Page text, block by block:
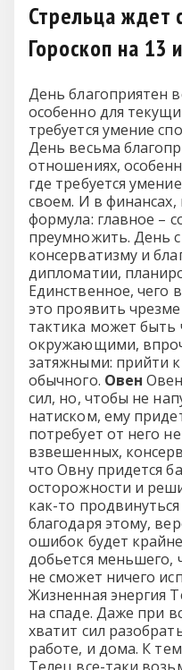
Стрельца ждет
Гороскоп на 13
День благоприятен
особенно для
требуется умение
День весьма
отношениях,
где требуется
своем. И в
формула: главное –
преумножить. День
консерватизму и
дипломатии,
Единственное, чего
это проявить
тактика может быть
окружающими,
затяжными: прийти
обычного. Овен
сил, но, чтобы не
натиском, ему
потребует от него
взвешенных,
что Овну придется
осторожности и
как-то
благодаря этому,
ошибок будет
добьется меньшего,
не сможет ничего
Жизненная энергия
на спаде. Даже при
хватит сил
работе, и дома. К